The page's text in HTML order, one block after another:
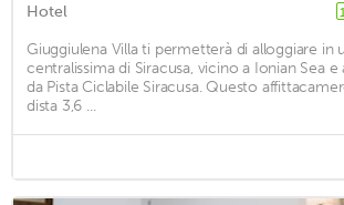
Hotel
Giuggiulena Villa ti permetterà di alloggiare in
centralissima di Siracusa, vicino a Ionian Sea
da Pista Ciclabile Siracusa. Questo
dista 3,6 ...